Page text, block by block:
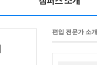
편입 전문가 소개